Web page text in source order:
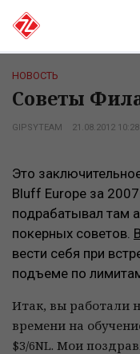
НОВОСТЬ
Советы
GIPSYTEAM 21.08.2012 10:28
Это
Bluff Europe за
подрабатывал там
покерных советов.
вести себя при
подъеме по
Итак, вы работали
времени на
$3/6NL. Мои